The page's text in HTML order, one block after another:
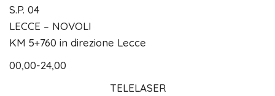
S.P. 04
LECCE – NOVOLI
KM 5+760 in direzione Lecce
00,00-24,00
TELELASER